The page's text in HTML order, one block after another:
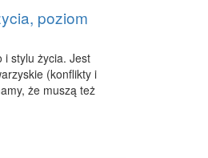
poziom
i stylu życia. Jest
(konflikty i
że muszą też